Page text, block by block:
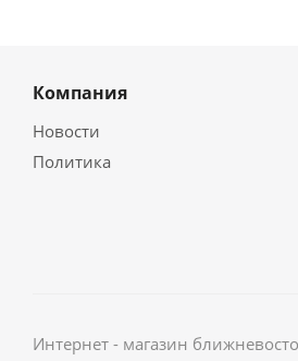
Компания
Новости
Политика
Интернет - магазин